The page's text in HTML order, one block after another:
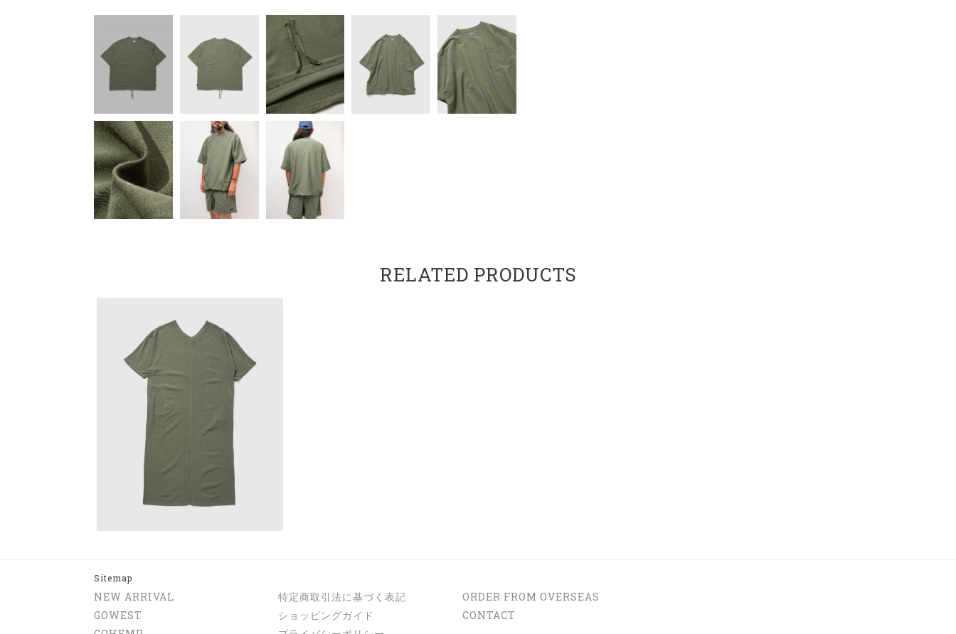
RELATED PRODUCTS
Sitemap
NEW ARRIVAL
GOWEST
特定商取引法に基づく表記
ショッピングガイド
ORDER FROM OVERSEAS
CONTACT